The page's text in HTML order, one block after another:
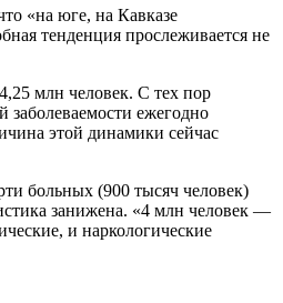
«на юге, на Кавказе
тенденция прослеживается не
млн человек. С тех пор
заболеваемости ежегодно
этой динамики сейчас
больных (900 тысяч человек)
занижена. «4 млн человек —
и наркологические